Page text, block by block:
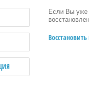
Если Вы уже